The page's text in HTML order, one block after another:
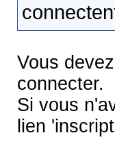
Vous
connecter.
Si vous
lien